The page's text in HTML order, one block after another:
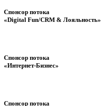
Спонсор потока
«Digital Fun/CRM & Лояльность»
Спонсор потока
«Интернет-Бизнес»
Спонсор потока